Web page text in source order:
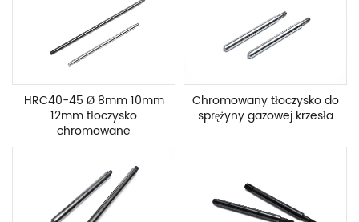
HRC40-45 Ø 8mm 10mm
12mm tłoczysko
chromowane
Chromowany tłoczysko do
sprężyny gazowej krzesła